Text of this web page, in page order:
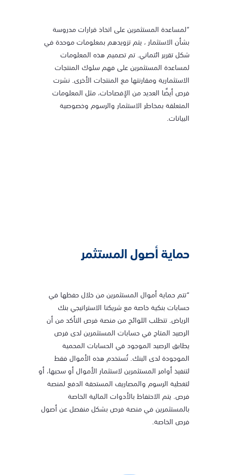
“لمساعدة المستثمرين على اتخاذ قرارات مدروسة
بشأن الاستثمار ، يتم تزويدهم بمعلومات موحدة في
شكل تقرير ائتماني. تم تصميم هذه المعلومات
لمساعدة المستثمرين على فهم سلوك المنتجات
الاستثمارية ومقارنتها مع المنتجات الأخرى. نشرت
فرص أيضًا العديد من الإفصاحات، مثل المعلومات
المتعلقة بمخاطر الاستثمار والرسوم وخصوصية
البيانات.
حماية أصول المستثمر
“تتم حماية أموال المستثمرين من خلال حفظها في
حسابات بنكية خاصة مع شريكنا الاستراتيجي بنك
الرياض. تتطلب اللوائح من منصة فرص التأكد من أن
الرصيد المتاح في حسابات المستثمرين لدى فرص
يطابق الرصيد الموجود في الحسابات المحمية
الموجودة لدى البنك. تُستخدم هذه الأموال فقط
لتنفيذ أوامر المستثمرين لاستثمار الأموال أو سحبها، أو
لتغطية الرسوم والمصاريف المستحقة الدفع لمنصة
فرص. يتم الاحتفاظ بالأدوات المالية الخاصة
بالمستثمرين في منصة فرص بشكل منفصل عن أصول
فرص الخاصة.